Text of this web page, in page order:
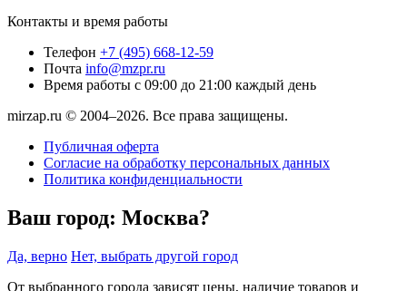
Контакты и время работы
Телефон +7 (495) 668-12-59
Почта info@mzpr.ru
Время работы с 09:00 до 21:00 каждый день
mirzap.ru © 2004–2026. Все права защищены.
Публичная оферта
Согласие на обработку персональных данных
Политика конфиденциальности
Ваш город: Москва?
Да, верно Нет, выбрать другой город
От выбранного города зависят цены, наличие товаров и